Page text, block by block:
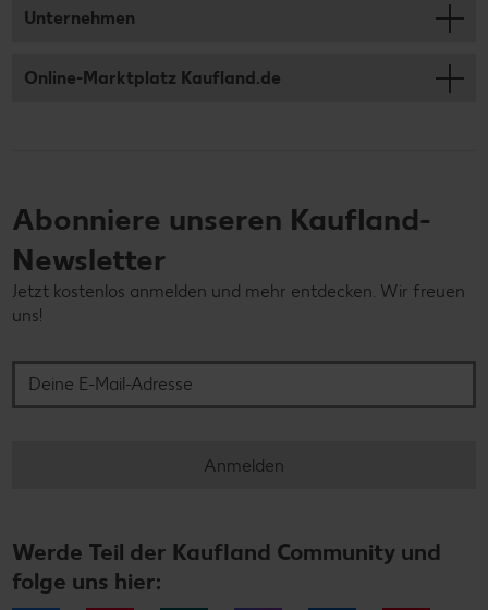
Unternehmen
Online-Marktplatz Kaufland.de
Abonniere unseren Kaufland-
Newsletter
Jetzt kostenlos anmelden und mehr entdecken. Wir freuen
uns!
Anmelden
Werde Teil der Kaufland Community und
folge uns hier: